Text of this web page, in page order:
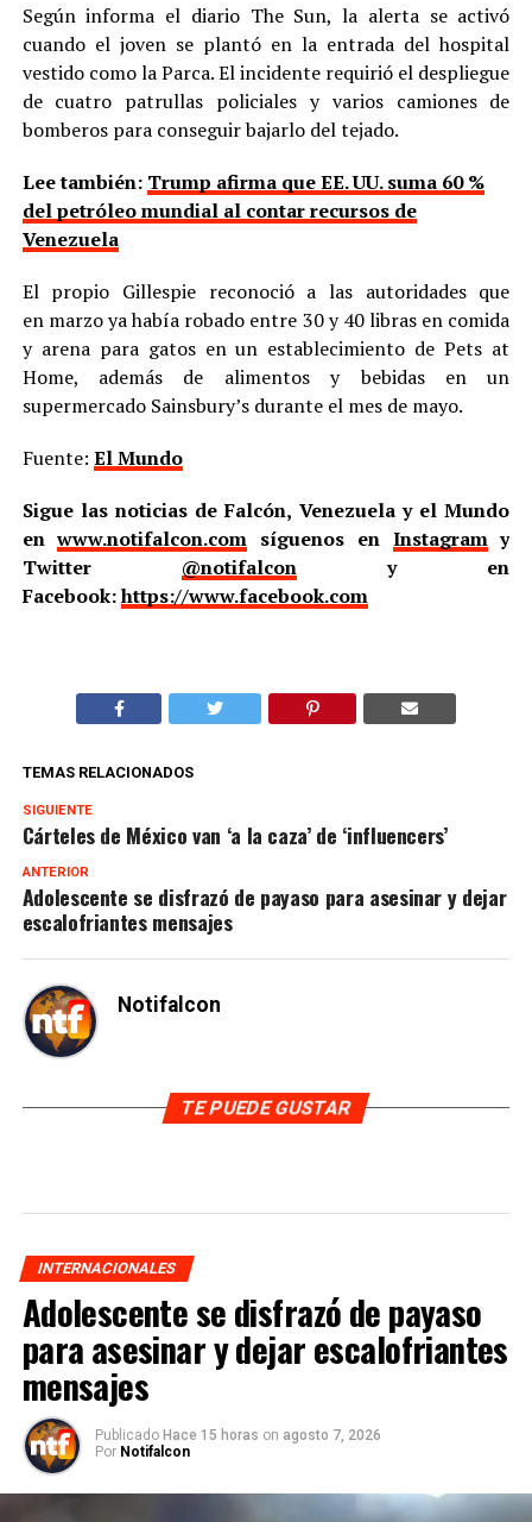
Según informa el diario The Sun, la alerta se activó
cuando el joven se plantó en la entrada del hospital
vestido como la Parca. El incidente requirió el despliegue
de cuatro patrullas policiales y varios camiones de
bomberos para conseguir bajarlo del tejado.
Lee también: Trump afirma que EE. UU. suma 60 %
del petróleo mundial al contar recursos de
Venezuela
El propio Gillespie reconoció a las autoridades que
en marzo ya había robado entre 30 y 40 libras en comida
y arena para gatos en un establecimiento de Pets at
Home, además de alimentos y bebidas en un
supermercado Sainsbury’s durante el mes de mayo.
Fuente: El Mundo
Sigue las noticias de Falcón, Venezuela y el Mundo
enwww.notifalcon.com síguenos en Instagramy
Twitter @notifalcony en
Facebook:https://www.facebook.com
TEMAS RELACIONADOS
SIGUIENTE
Cárteles de México van ‘a la caza’ de ‘influencers’
ANTERIOR
Adolescente se disfrazó de payaso para asesinar y dejar
escalofriantes mensajes
Notifalcon
TE PUEDE GUSTAR
INTERNACIONALES
Adolescente se disfrazó de payaso
para asesinar y dejar escalofriantes
mensajes
Publicado Hace 15 horas on agosto 7, 2026
Por Notifalcon